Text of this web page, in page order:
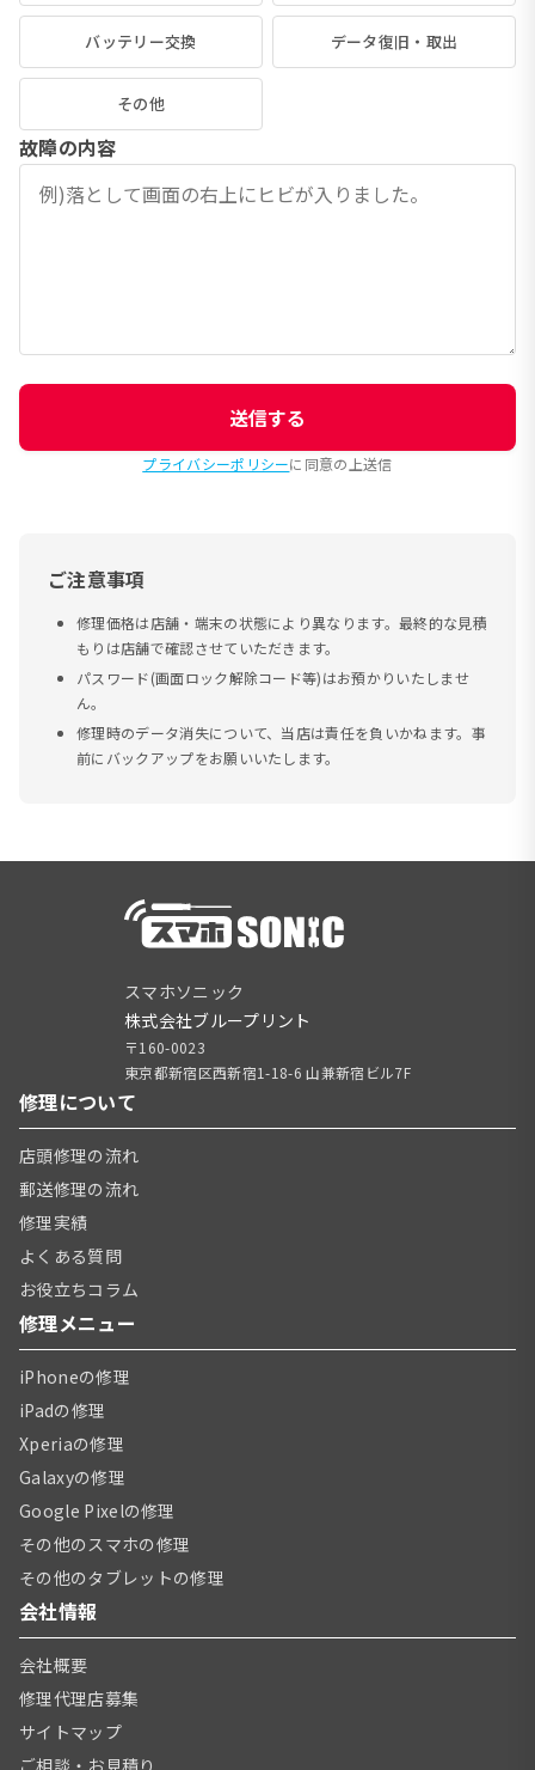
バッテリー交換 データ復旧・取出
その他
故障の内容
送信する
プライバシーポリシーに同意の上送信
ご注意事項
修理価格は店舗・端末の状態により異なります。最終的な見積
もりは店舗で確認させていただきます。
パスワード(画面ロック解除コード等)はお預かりいたしませ
ん。
修理時のデータ消失について、当店は責任を負いかねます。事
前にバックアップをお願いいたします。
スマホソニック
株式会社ブループリント
〒160-0023
東京都新宿区西新宿1-18-6 山兼新宿ビル7F
修理について
店頭修理の流れ
郵送修理の流れ
修理実績
よくある質問
お役立ちコラム
修理メニュー
iPhoneの修理
iPadの修理
Xperiaの修理
Galaxyの修理
Google Pixelの修理
その他のスマホの修理
その他のタブレットの修理
会社情報
会社概要
修理代理店募集
サイトマップ